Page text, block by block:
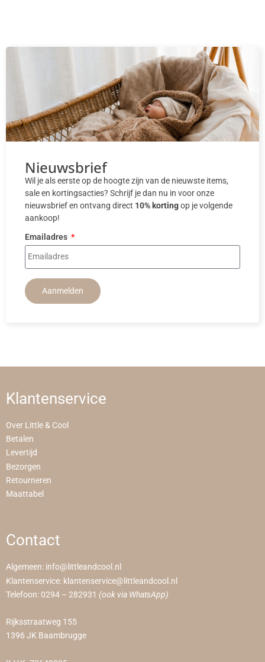
Nieuwsbrief
Wil je als eerste op de hoogte zijn van de nieuwste items,
sale en kortingsacties? Schrijf je dan nu in voor onze
nieuwsbrief en ontvang direct 10% kortingop je volgende
aankoop!
Emailadres
Aanmelden
Klantenservice
Over Little & Cool
Betalen
Levertijd
Bezorgen
Retourneren
Maattabel
Contact
Algemeen: info@littleandcool.nl
Klantenservice: klantenservice@littleandcool.nl
Telefoon: 0294 – 282931 (ook via WhatsApp)
Rijksstraatweg 155
1396 JK Baambrugge